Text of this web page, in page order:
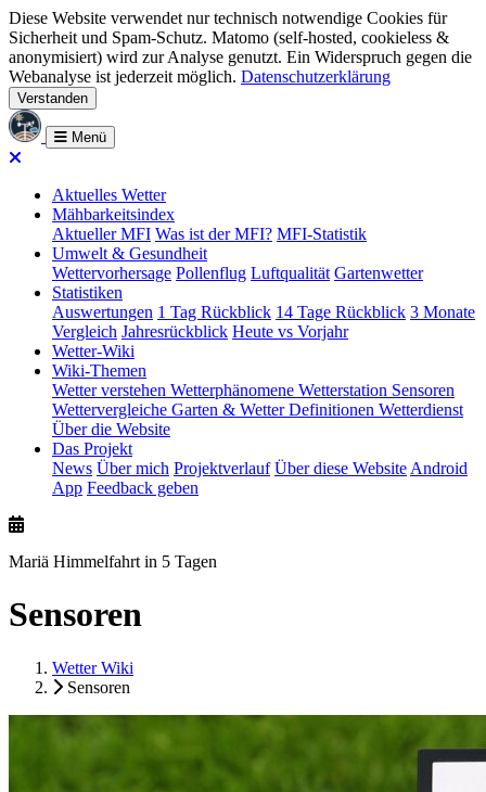
Diese Website verwendet nur technisch notwendige Cookies für
Sicherheit und Spam-Schutz. Matomo (self-hosted, cookieless &
anonymisiert) wird zur Analyse genutzt. Ein Widerspruch gegen die
Webanalyse ist jederzeit möglich. Datenschutzerklärung
Verstanden
Menü
Aktuelles Wetter
Mähbarkeitsindex
Aktueller MFI Was ist der MFI? MFI-Statistik
Umwelt & Gesundheit
Wettervorhersage Pollenflug Luftqualität Gartenwetter
Statistiken
Auswertungen 1 Tag Rückblick 14 Tage Rückblick 3 Monate
Vergleich Jahresrückblick Heute vs Vorjahr
Wetter-Wiki
Wiki-Themen
Wetter verstehen Wetterphänomene Wetterstation Sensoren
Wettervergleiche Garten & Wetter Definitionen Wetterdienst
Über die Website
Das Projekt
News Über mich Projektverlauf Über diese Website Android
App Feedback geben
Mariä Himmelfahrt in 5 Tagen
Sensoren
Wetter Wiki
Sensoren